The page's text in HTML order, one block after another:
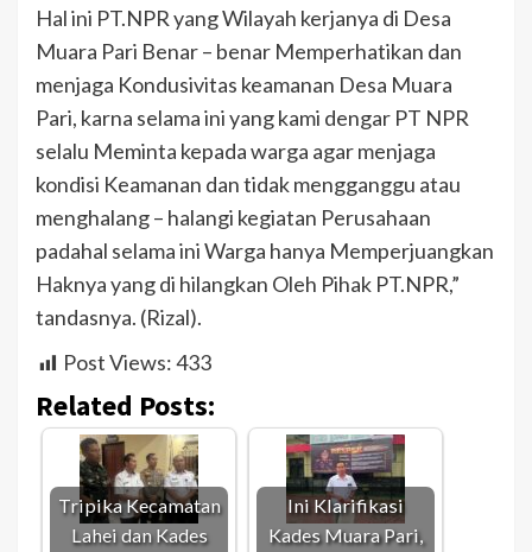
Hal ini PT.NPR yang Wilayah kerjanya di Desa
Muara Pari Benar – benar Memperhatikan dan
menjaga Kondusivitas keamanan Desa Muara
Pari, karna selama ini yang kami dengar PT NPR
selalu Meminta kepada warga agar menjaga
kondisi Keamanan dan tidak mengganggu atau
menghalang – halangi kegiatan Perusahaan
padahal selama ini Warga hanya Memperjuangkan
Haknya yang di hilangkan Oleh Pihak PT.NPR,”
tandasnya. (Rizal).
Post Views:433
Related Posts:
Tripika Kecamatan
Lahei dan Kades
Ini Klarifikasi
Kades Muara Pari,